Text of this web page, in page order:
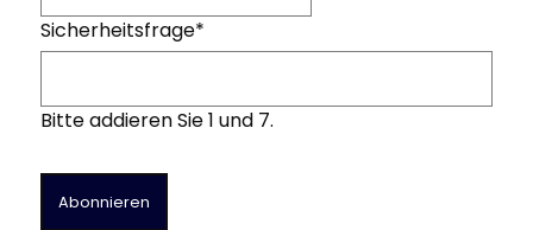
Sicherheitsfrage*
Bitte addieren Sie 1 und 7.
Abonnieren